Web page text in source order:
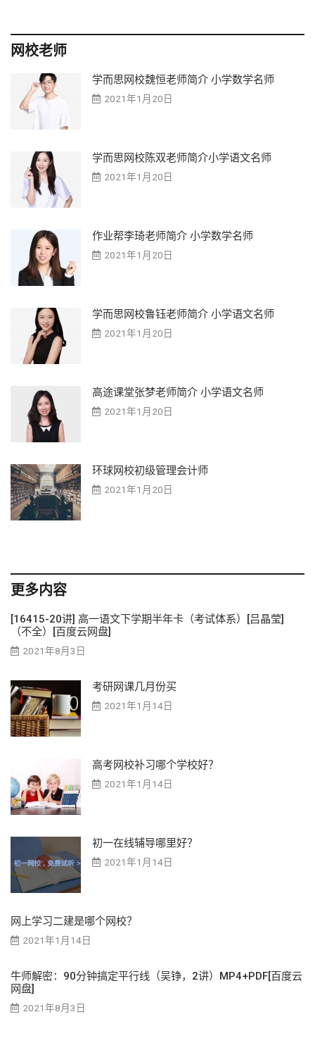
网校老师
学而思网校魏恒老师简介 小学数学名师
2021年1月20日
学而思网校陈双老师简介小学语文名师
2021年1月20日
作业帮李琦老师简介 小学数学名师
2021年1月20日
学而思网校鲁钰老师简介 小学语文名师
2021年1月20日
高途课堂张梦老师简介 小学语文名师
2021年1月20日
环球网校初级管理会计师
2021年1月20日
更多内容
[16415-20讲] 高一语文下学期半年卡（考试体系）[吕晶莹]
（不全）[百度云网盘]
2021年8月3日
考研网课几月份买
2021年1月14日
高考网校补习哪个学校好？
2021年1月14日
初一在线辅导哪里好？
2021年1月14日
网上学习二建是哪个网校？
2021年1月14日
牛师解密：90分钟搞定平行线（吴铮，2讲）MP4+PDF[百度云
网盘]
2021年8月3日